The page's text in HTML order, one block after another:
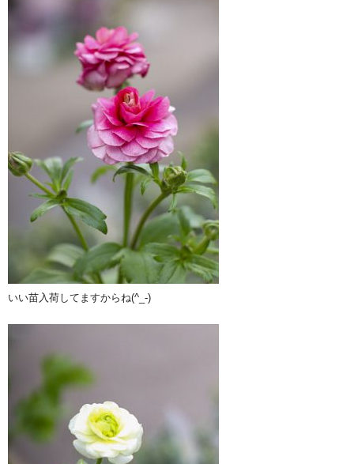
いい苗入荷してますからね(^_-)